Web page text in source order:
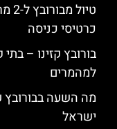
כרטיסי כניסה
בורובץ קזינו – בתי
למהמרים
מה השעה
ישראל